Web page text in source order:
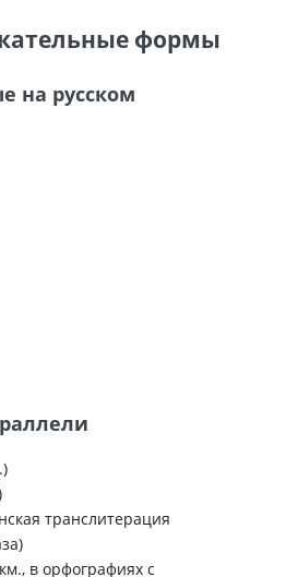
формы
на русском
транслитерация
в орфографиях с